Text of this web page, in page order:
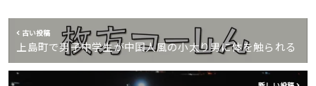
古い投稿
上島町で男子中学生が中国人風の小太り男に体を触られる